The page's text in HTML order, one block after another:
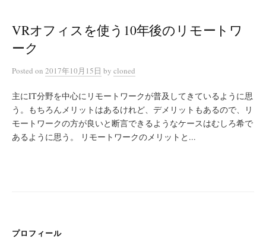
プ
VRオフィスを使う10年後のリモートワ
ーク
Posted on 2017年10月15日 by cloned
主にIT分野を中心にリモートワークが普及してきているように思
う。もちろんメリットはあるけれど、デメリットもあるので、リ
モートワークの方が良いと断言できるようなケースはむしろ希で
あるように思う。 リモートワークのメリットと...
プロフィール